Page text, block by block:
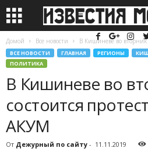
Домой Все новости В Кишиневе во вторник
ВСЕ НОВОСТИ ГЛАВНАЯ РЕГИОНЫ
ПОЛИТИКА
В Кишиневе во
состоится
АКУМ
От Дежурный по сайту - 11.11.2019